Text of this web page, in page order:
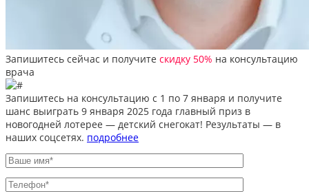
Запишитесь сейчас и получите скидку 50% на консультацию
врача
Запишитесь на консультацию с 1 по 7 января и получите
шанс выиграть 9 января 2025 года главный приз в
новогодней лотерее — детский снегокат! Результаты — в
наших соцсетях. подробнее